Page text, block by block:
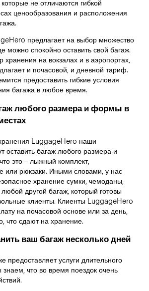
не отличаются гибкой
ценообразования и расположения
предлагает на выбор множество
можно спокойно оставить свой багаж.
хранения на вокзалах и в аэропортах,
и почасовой, и дневной тариф.
предоставить гибкие условия
багажа в любое время.
любого размера и формы в
LuggageHero наши
оставить багаж любого размера и
это – лыжный комплект,
или рюкзаки. Иными словами, у нас
хранение сумки, чемоданы,
другой багаж, который готовы
клиенты. Клиенты LuggageHero
на почасовой основе или за день,
что сдают на хранение.
ваш багаж несколько дней
предоставляет услуги длительного
что во время поездок очень